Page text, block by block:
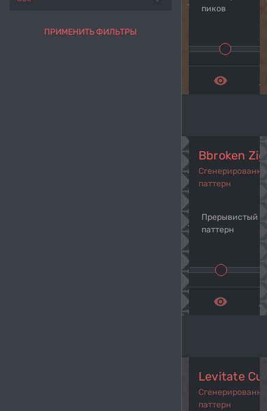
ПРИМЕНИТЬ ФИЛЬТРЫ
navigate_before
пиков
remove_red_eye
navigate_before
Bbroken
паттерн
Прерывистый
паттерн
remove_red_eye
Levitate
паттерн